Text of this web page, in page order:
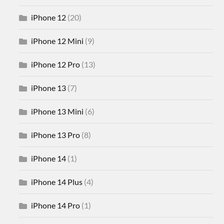
iPhone 12 (20)
iPhone 12 Mini (9)
iPhone 12 Pro (13)
iPhone 13 (7)
iPhone 13 Mini (6)
iPhone 13 Pro (8)
iPhone 14 (1)
iPhone 14 Plus (4)
iPhone 14 Pro (1)